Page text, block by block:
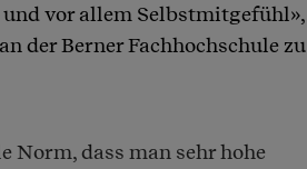
vor allem Selbstmitgefühl»,
der Berner Fachhochschule zu
Norm, dass man sehr hohe